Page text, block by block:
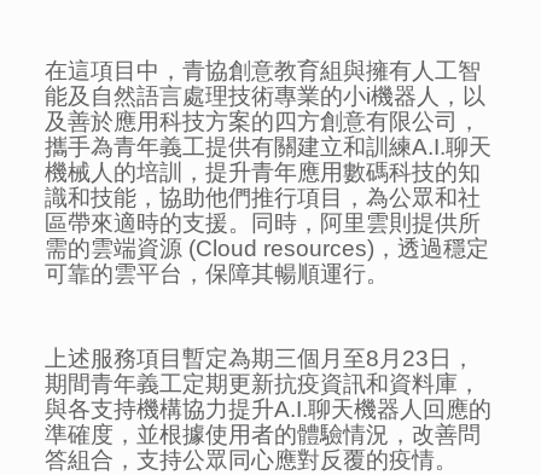
在這項目中，青協創意教育組與擁有人工智
能及自然語言處理技術專業的小i機器人，以
及善於應用科技方案的四方創意有限公司，
攜手為青年義工提供有關建立和訓練A.I.聊天
機械人的培訓，提升青年應用數碼科技的知
識和技能，協助他們推行項目，為公眾和社
區帶來適時的支援。同時，阿里雲則提供所
需的雲端資源 (Cloud resources)，透過穩定
可靠的雲平台，保障其暢順運行。
上述服務項目暫定為期三個月至8月23日，
期間青年義工定期更新抗疫資訊和資料庫，
與各支持機構協力提升A.I.聊天機器人回應的
準確度，並根據使用者的體驗情況，改善問
答組合，支持公眾同心應對反覆的疫情。